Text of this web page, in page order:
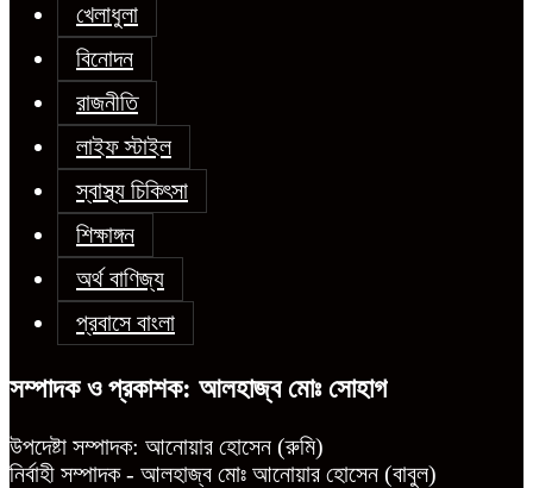
খেলাধুলা
বিনোদন
রাজনীতি
লাইফ স্টাইল
স্বাস্থ্য চিকিৎসা
শিক্ষাঙ্গন
অর্থ বাণিজ্য
প্রবাসে বাংলা
সম্পাদক ও প্রকাশক: আলহাজ্ব মোঃ সোহাগ
উপদেষ্টা সম্পাদক: আনোয়ার হোসেন (রুমি)
নির্বাহী সম্পাদক - আলহাজ্ব মোঃ আনোয়ার হোসেন (বাবুল)